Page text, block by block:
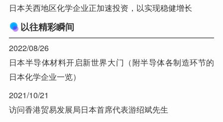
日本关西地区化学企业正加速投资，以实现稳健增长
以往精彩瞬间
2022/08/26
日本半导体材料开启新世界大门（附半导体各制造环节的
日本化学企业一览）
2021/10/21
访问香港贸易发展局日本首席代表游绍斌先生